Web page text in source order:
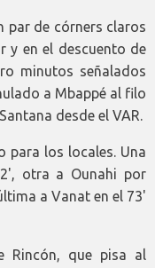
par de córners claros
y en el descuento de
minutos señalados
a Mbappé al filo
desde el VAR.
para los locales. Una
otra a Ounahi por
a Vanat en el 73'
Rincón, que pisa al